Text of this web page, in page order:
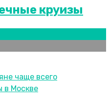
круизы